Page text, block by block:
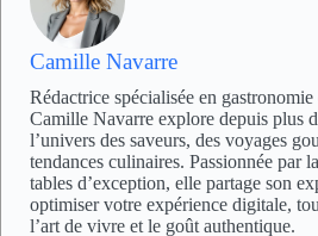
Camille Navarre
Rédactrice spécialisée en
Camille Navarre explore depuis plus
l’univers des saveurs, des voyages
tendances culinaires. Passionnée par
tables d’exception, elle partage son
optimiser votre expérience digitale,
l’art de vivre et le goût authentique.